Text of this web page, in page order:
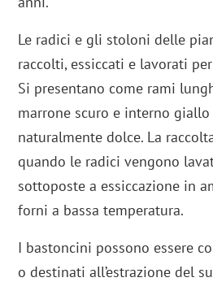
Le radici e gli stoloni delle
raccolti, essiccati e lavorati
Si presentano come rami
marrone scuro e interno
naturalmente dolce. La
quando le radici vengono
sottoposte a essiccazione in
forni a bassa temperatura.
I bastoncini possono essere
o destinati all’estrazione del